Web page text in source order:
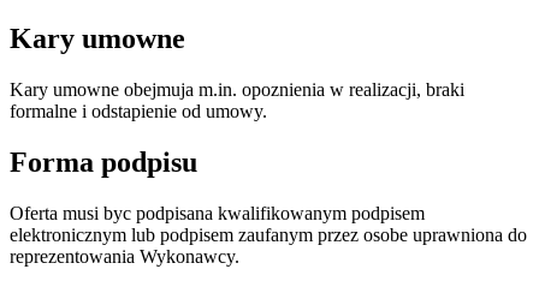
Kary umowne
Kary umowne obejmuja m.in. opoznienia w realizacji, braki
formalne i odstapienie od umowy.
Forma podpisu
Oferta musi byc podpisana kwalifikowanym podpisem
elektronicznym lub podpisem zaufanym przez osobe uprawniona do
reprezentowania Wykonawcy.